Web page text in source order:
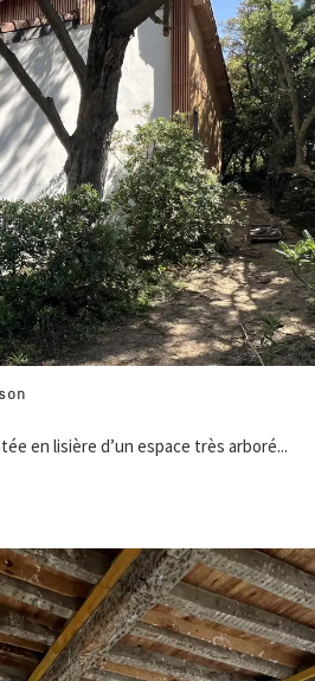
en lisière d’un espace très arboré...